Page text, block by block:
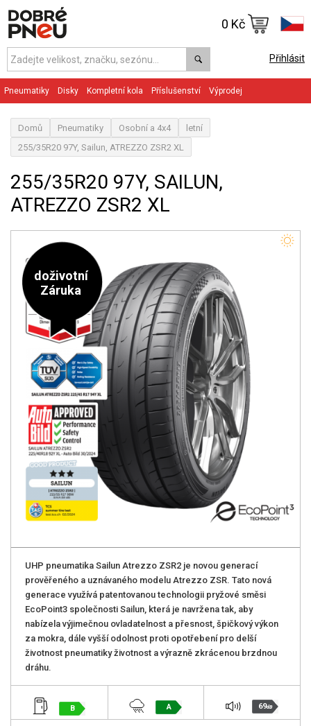
Přihlásit
0 Kč
Pneumatiky Disky Kompletní kola Příslušenství Výprodej
Domů Pneumatiky Osobní a 4x4
letní
255/35R20 97Y, Sailun, ATREZZO ZSR2 XL
255/35R20 97Y, SAILUN,
ATREZZO ZSR2 XL
doživotní
Záruka
UHP pneumatika Sailun Atrezzo ZSR2 je novou generací
prověřeného a uznávaného modelu Atrezzo ZSR. Tato nová
generace využívá patentovanou technologii pryžové směsi
EcoPoint3 společnosti Sailun, která je navržena tak, aby
nabízela výjimečnou ovladatelnost a přesnost, špičkový výkon
za mokra, dále vyšší odolnost proti opotřebení pro delší
životnost pneumatiky životnost a výrazně zkrácenou brzdnou
dráhu.
B A 69dB